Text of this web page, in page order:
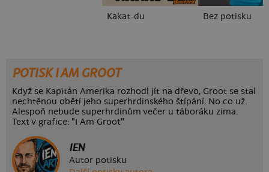
Kakat-du Bez potisku
POTISK I AM GROOT
Když se Kapitán Amerika rozhodl jít na dřevo, Groot se stal
nechtěnou obětí jeho superhrdinského štípání. No co už.
Alespoň nebude superhrdinům večer u táboráku zima.
Text v grafice: "I Am Groot"
IEN
Autor potisku